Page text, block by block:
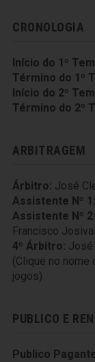
CRONOLOGIA
Início do 1º
Término do 1º
Início do 2º
Término do 2º
ARBITRAGEM
Árbitro: José
Assistente Nº 1:
Assistente Nº 2:
Francisco
4º Árbitro: José
(Clique no
jogos)
PUBLICO E
Publico